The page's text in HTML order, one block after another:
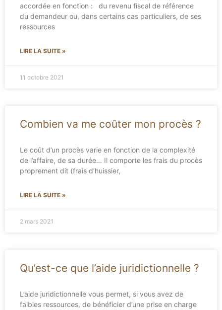
accordée en fonction : du revenu fiscal de référence
du demandeur ou, dans certains cas particuliers, de ses
ressources
LIRE LA SUITE »
11 octobre 2021
Combien va me coûter mon procès ?
Le coût d’un procès varie en fonction de la complexité
de l’affaire, de sa durée… Il comporte les frais du procès
proprement dit (frais d’huissier,
LIRE LA SUITE »
2 mars 2021
Qu’est-ce que l’aide juridictionnelle ?
L’aide juridictionnelle vous permet, si vous avez de
faibles ressources, de bénéficier d’une prise en charge